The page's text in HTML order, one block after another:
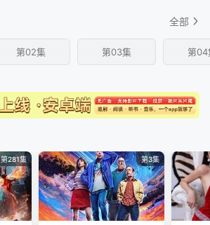
全部
第02集 第03集 第04
第281集 第3集